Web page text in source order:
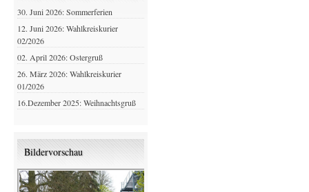
30. Juni 2026: Sommerferien
12. Juni 2026: Wahlkreiskurier
02/2026
02. April 2026: Ostergruß
26. März 2026: Wahlkreiskurier
01/2026
16.Dezember 2025: Weihnachtsgruß
Bildervorschau